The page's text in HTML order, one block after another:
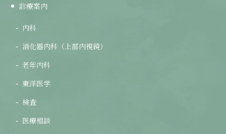
診療案内
内科
消化器内科（上部内視鏡）
老年内科
東洋医学
検査
医療相談